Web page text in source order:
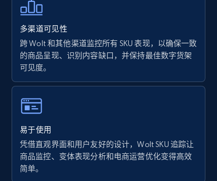
Walmart - products - Find new products by
using specific category URL
URL, Final price, Sku, Currency, Gtin,
Specifications, Image urls, Top reviews, and
more.
specific keywords
URL, Final price, Sku, Currency, Gtin,
Specifications, Image urls, Top reviews, and
多渠道可见性
跨 Wolt 和其他渠道监控所有 SKU 表现，以确保一致
的商品呈现、识别内容缺口，并保持最佳数字货架
可见度。
易于使用
凭借直观界面和用户友好的设计，Wolt SKU 追踪让
商品监控、变体表现分析和电商运营优化变得高效
简单。